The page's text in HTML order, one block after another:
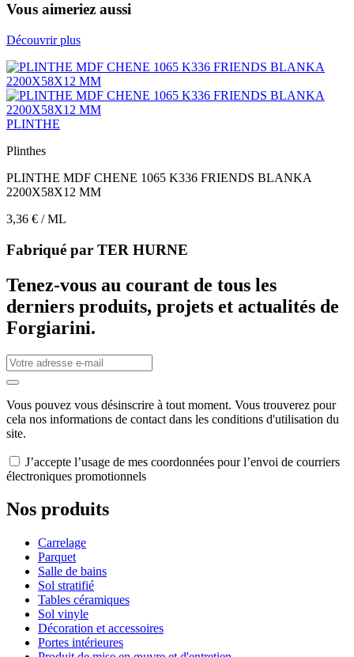
Vous aimeriez aussi
Découvrir plus
PLINTHE
Plinthes
PLINTHE MDF CHENE 1065 K336 FRIENDS BLANKA
2200X58X12 MM
3,36 € / ML
Fabriqué par TER HURNE
Tenez-vous au courant de tous les
derniers produits, projets et actualités de
Forgiarini.
Vous pouvez vous désinscrire à tout moment. Vous trouverez pour
cela nos informations de contact dans les conditions d'utilisation du
site.
J’accepte l’usage de mes coordonnées pour l’envoi de courriers
électroniques promotionnels
Nos produits
Carrelage
Parquet
Salle de bains
Sol stratifié
Tables céramiques
Sol vinyle
Décoration et accessoires
Portes intérieures